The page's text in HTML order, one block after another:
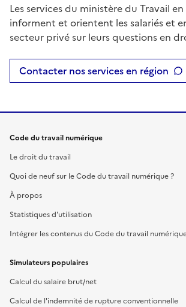
Les services du ministère du Travail
informent et orientent les salariés et
secteur privé sur leurs questions en
Contacter nos services en région
Code du travail numérique
Le droit du travail
Quoi de neuf sur le Code du travail numérique ?
À propos
Statistiques d'utilisation
Intégrer les contenus du Code du travail
Simulateurs populaires
Calcul du salaire brut/net
Calcul de l'indemnité de rupture conventionnelle